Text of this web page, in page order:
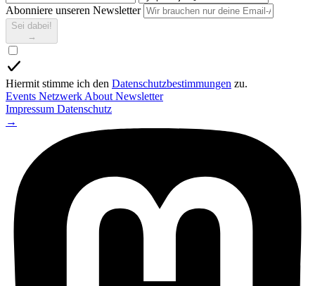
Abonniere unseren Newsletter
Sei dabei!
→
Hiermit stimme ich den Datenschutzbestimmungen zu.
Events Netzwerk About Newsletter
Impressum Datenschutz
→